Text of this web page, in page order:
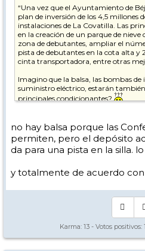
“Una vez que el Ayuntamiento de
plan de inversión de los 4,5 millones
instalaciones de La Covatilla. Las
en la creación de un parque de
zona de debutantes, ampliar el
pista de debutantes en la cota alta
cinta transportadora, entre otras
Imagino que la balsa, las bombas
suministro eléctrico, estarán
principales condicionantes?
no hay balsa porque las
permiten, pero el depósito
da para una pista en la silla.
y totalmente de acuerdo
Karma: 13 - Votos positivos: 1